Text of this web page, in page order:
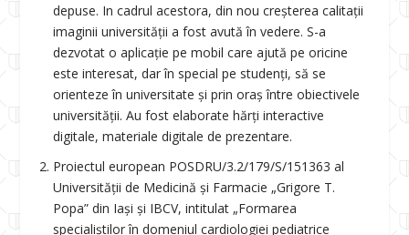
depuse. In cadrul acestora, din nou creşterea calitaţii
imaginii universităţii a fost avută în vedere. S-a
dezvotat o aplicaţie pe mobil care ajută pe oricine
este interesat, dar în special pe studenţi, să se
orienteze în universitate şi prin oraş între obiectivele
universităţii. Au fost elaborate hărţi interactive
digitale, materiale digitale de prezentare.
Proiectul european POSDRU/3.2/179/S/151363 al
Universității de Medicină și Farmacie „Grigore T.
Popa” din Iași și IBCV, intitulat „Formarea
specialiștilor în domeniul cardiologiei pediatrice